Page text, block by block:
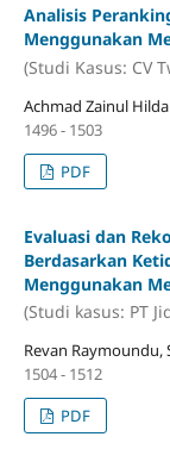
Analisis
Menggunakan
(Studi Kasus: CV
Achmad Zainul
1496 - 1503
PDF
Evaluasi dan
Berdasarkan
Menggunakan
(Studi kasus: PT
Revan Raymoundu,
1504 - 1512
PDF